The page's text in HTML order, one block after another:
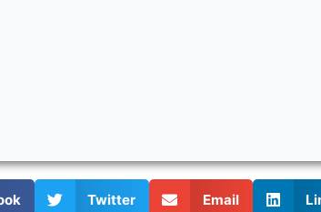
Twitter Email